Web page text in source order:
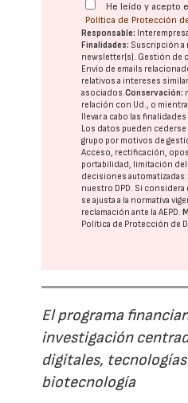
He leído y acepto
Política de Protección
Responsable:
Finalidades: Suscripción a
newsletter(s). Gestión de
Envío de emails
relativos a intereses
asociados.Conservación:
relación con Ud., o
llevar a cabo las
Los datos pueden cederse
grupo por motivos de
Acceso, rectificación,
portabilidad, limitación
decisiones automatizadas:
nuestro DPD. Si considera
se ajusta a la normativa
reclamación ante laAEPD.
Política de Protección de
El programa
investigación
digitales,
biotecnología